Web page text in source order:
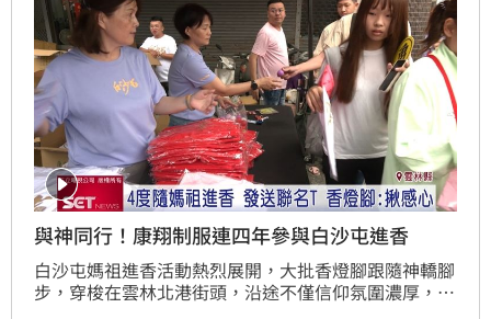
與神同行！康翔制服連四年參與白沙屯進香
白沙屯媽祖進香活動熱烈展開，大批香燈腳跟隨神轎腳
步，穿梭在雲林北港街頭，沿途不僅信仰氛圍濃厚，也